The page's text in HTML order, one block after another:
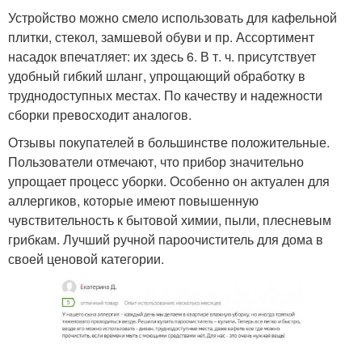
Устройство можно смело использовать для кафельной
плитки, стекол, замшевой обуви и пр. Ассортимент
насадок впечатляет: их здесь 6. В т. ч. присутствует
удобный гибкий шланг, упрощающий обработку в
труднодоступных местах. По качеству и надежности
сборки превосходит аналогов.
Отзывы покупателей в большинстве положительные.
Пользователи отмечают, что прибор значительно
упрощает процесс уборки. Особенно он актуален для
аллергиков, которые имеют повышенную
чувствительность к бытовой химии, пыли, плесневым
грибкам. Лучший ручной пароочиститель для дома в
своей ценовой категории.